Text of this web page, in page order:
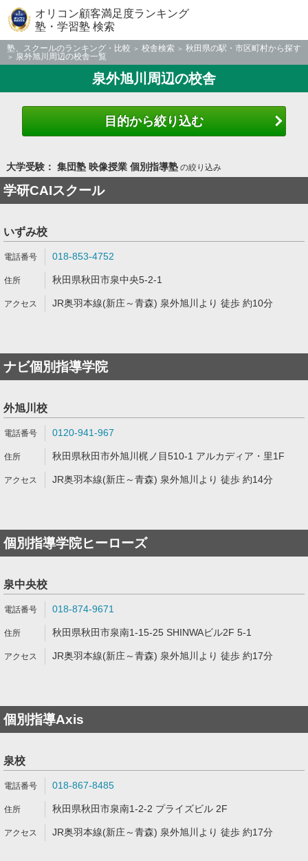
オリコン顧客満足度ランキング
塾・学習塾 検索
塾、スクールのランキング・比較 校舎検索
秋田県の駅・市区町村から探す
泉外旭川周辺の校舎一覧
泉外旭川周辺の校舎
目的から絞り込む
大学受験： 集団塾 映像授業 個別指導塾の絞り込み
学研CAIスクール
いずみ校
018-853-4752
秋田県秋田市泉中央5-2-1
JR奥羽本線(新庄～青森) 泉外旭川より 徒歩 約10分
ナビ個別指導学院
外旭川校
0120-941-967
秋田県秋田市外旭川梶ノ目510-1 アルカディア・里1F
JR奥羽本線(新庄～青森) 泉外旭川より 徒歩 約14分
個別指導学院ヒーローズ
泉中央校
018-874-9671
秋田県秋田市泉南1-15-25 SHINWAビル2F 5-1
JR奥羽本線(新庄～青森) 泉外旭川より 徒歩 約17分
個別指導Axis
泉校
018-867-8485
秋田県秋田市泉南1-2-2 プライズビル 2F
JR奥羽本線(新庄～青森) 泉外旭川より 徒歩 約17分